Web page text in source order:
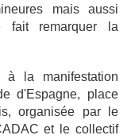
mais aussi
fait remarquer la
à la manifestation
d'Espagne, place
organisée par le
et le collectif